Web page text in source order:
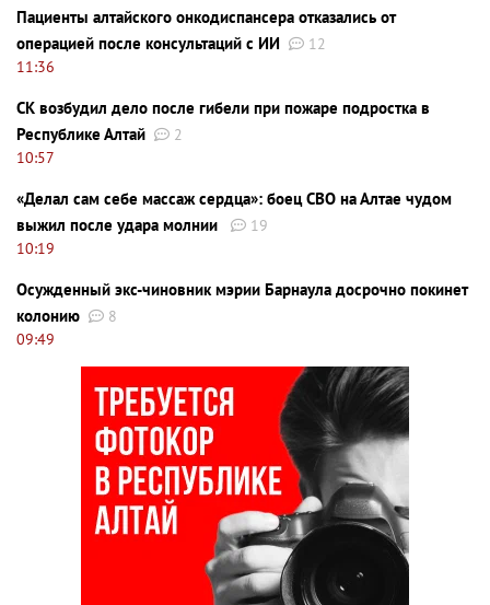
Пациенты алтайского онкодиспансера отказались от
операцией после консультаций с ИИ
12
11:36
СК возбудил дело после гибели при пожаре подростка в
Республике Алтай
2
10:57
«Делал сам себе массаж сердца»: боец СВО на Алтае чудом
выжил после удара молнии
19
10:19
Осужденный экс-чиновник мэрии Барнаула досрочно покинет
колонию
8
09:49